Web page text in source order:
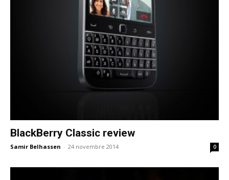
BlackBerry Classic review
Samir Belhassen - 24 novembre 2014 0